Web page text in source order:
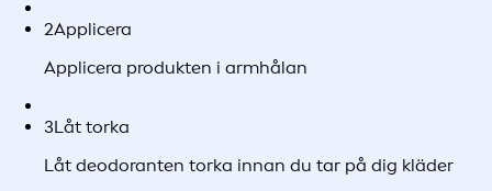
2Applicera
Applicera produkten i armhålan
3Låt torka
Låt deodoranten torka innan du tar på dig kläder